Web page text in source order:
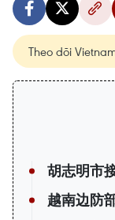
Theo dõi
胡志明市
越南边防